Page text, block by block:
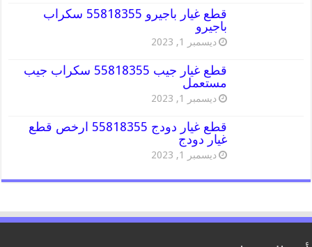
قطع غيار باجيرو 55818355 سكراب
باجيرو
ديسمبر 1, 2023
قطع غيار جيب 55818355 سكراب جيب
مستعمل
ديسمبر 1, 2023
قطع غيار دودج 55818355 ارخص قطع
غيار دودج
ديسمبر 1, 2023